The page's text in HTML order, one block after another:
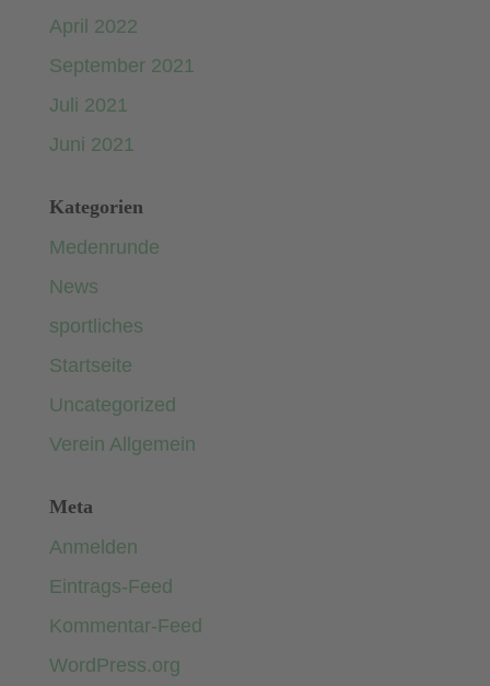
April 2022
September 2021
Juli 2021
Juni 2021
Kategorien
Medenrunde
News
sportliches
Startseite
Uncategorized
Verein Allgemein
Meta
Anmelden
Eintrags-Feed
Kommentar-Feed
WordPress.org